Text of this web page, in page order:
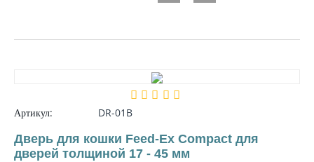
Артикул: DR-01B
Дверь для кошки Feed-Ex Compact для
дверей толщиной 17 - 45 мм